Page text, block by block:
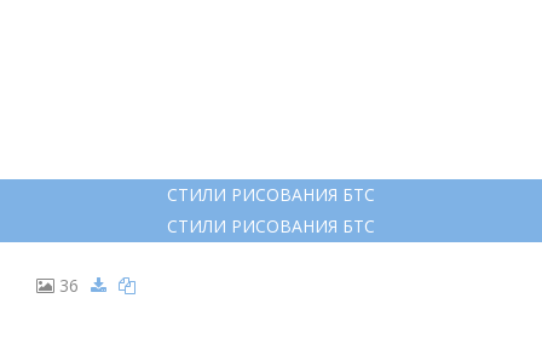
СТИЛИ РИСОВАНИЯ БТС
СТИЛИ РИСОВАНИЯ БТС
36